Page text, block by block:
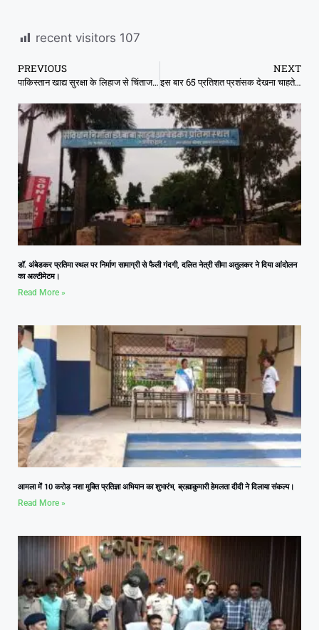
recent visitors 107
PREVIOUS
पाकिस्तान खाद्य सुरक्षा के लिहाज से चिंताजनक हालात, खाद्य मुद्रास्फीति घटकर 0.3 % रह गई
NEXT
इस बार 65 प्रतिशत प्रशंसक देखना चाहते है आरसीबी की टीम सबसे पसंदीदा बनकर उभरी, नया विजेता चाहते है
डॉ. अंबेडकर प्रतिमा स्थल पर निर्माण सामाग्री से फैली गंदगी, दलित नेत्री सीमा अतुलकर ने दिया आंदोलन
का अल्टीमेटम।
Read More »
आमला में 10 करोड़ नशा मुक्ति प्रतिज्ञा अभियान का शुभारंभ, ब्रह्माकुमारी हेमलता दीदी ने दिलाया संकल्प।
Read More »